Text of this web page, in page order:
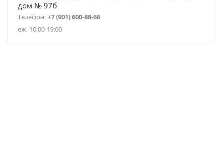
дом № 97б
Телефон: +7 (901) 600-88-66
еж. 10:00-19:00